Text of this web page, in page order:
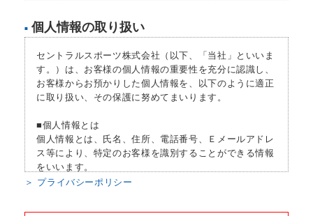
プール 保護者同伴
プールプ
ログラム
× ○
ウェイト
マシン
× △
フリーウ
エイト
× ×
カルディ
オマシン
× ○
■ 個人情報の取り扱い
セントラルスポーツ株式会社（以下、「当社」といいま
す。）は、お客様の個人情報の重要性を充分に認識し、
お客様からお預かりした個人情報を、以下のように適正
に取り扱い、その保護に努めてまいります。
■個人情報とは
個人情報とは、氏名、住所、電話番号、Ｅメールアドレ
ス等により、特定のお客様を識別することができる情報
をいいます。
＞ プライバシーポリシー